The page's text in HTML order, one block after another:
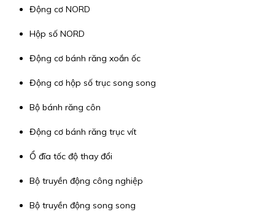
Động cơ NORD
Hộp số NORD
Động cơ bánh răng xoắn ốc
Động cơ hộp số trục song song
Bộ bánh răng côn
Động cơ bánh răng trục vít
Ổ đĩa tốc độ thay đổi
Bộ truyền động công nghiệp
Bộ truyền động song song